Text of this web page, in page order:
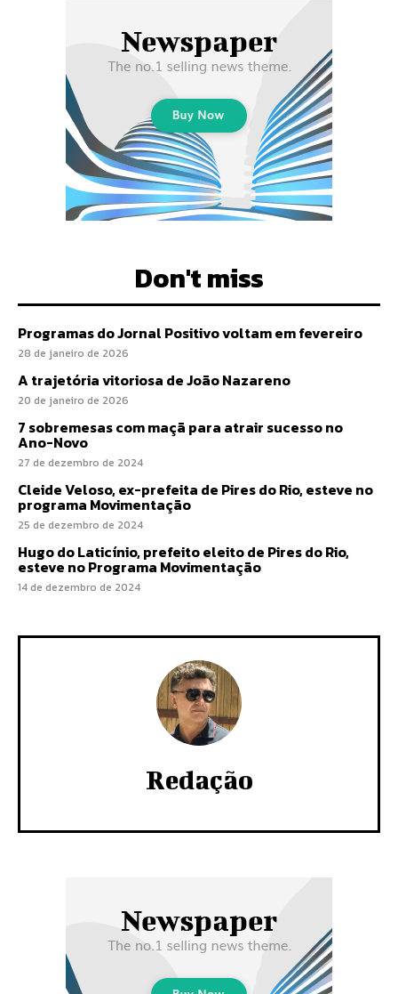
Don't miss
Programas do Jornal Positivo voltam em fevereiro
28 de janeiro de 2026
A trajetória vitoriosa de João Nazareno
20 de janeiro de 2026
7 sobremesas com maçã para atrair sucesso no
Ano-Novo
27 de dezembro de 2024
Cleide Veloso, ex-prefeita de Pires do Rio, esteve no
programa Movimentação
25 de dezembro de 2024
Hugo do Laticínio, prefeito eleito de Pires do Rio,
esteve no Programa Movimentação
14 de dezembro de 2024
Redação